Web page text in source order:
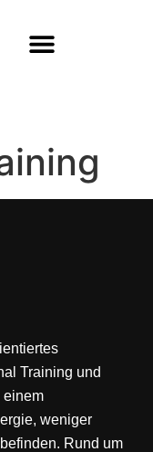
Training und
einem
weniger
Rund um